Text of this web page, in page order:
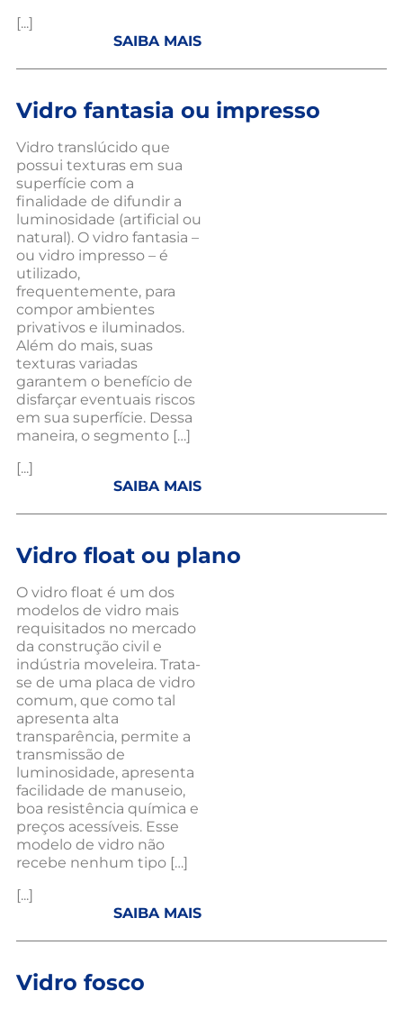
[...]
SAIBA MAIS
Vidro fantasia ou impresso
Vidro translúcido que
possui texturas em sua
superfície com a
finalidade de difundir a
luminosidade (artificial ou
natural). O vidro fantasia –
ou vidro impresso – é
utilizado,
frequentemente, para
compor ambientes
privativos e iluminados.
Além do mais, suas
texturas variadas
garantem o benefício de
disfarçar eventuais riscos
em sua superfície. Dessa
maneira, o segmento […]
[...]
SAIBA MAIS
Vidro float ou plano
O vidro float é um dos
modelos de vidro mais
requisitados no mercado
da construção civil e
indústria moveleira. Trata-
se de uma placa de vidro
comum, que como tal
apresenta alta
transparência, permite a
transmissão de
luminosidade, apresenta
facilidade de manuseio,
boa resistência química e
preços acessíveis. Esse
modelo de vidro não
recebe nenhum tipo […]
[...]
SAIBA MAIS
Vidro fosco